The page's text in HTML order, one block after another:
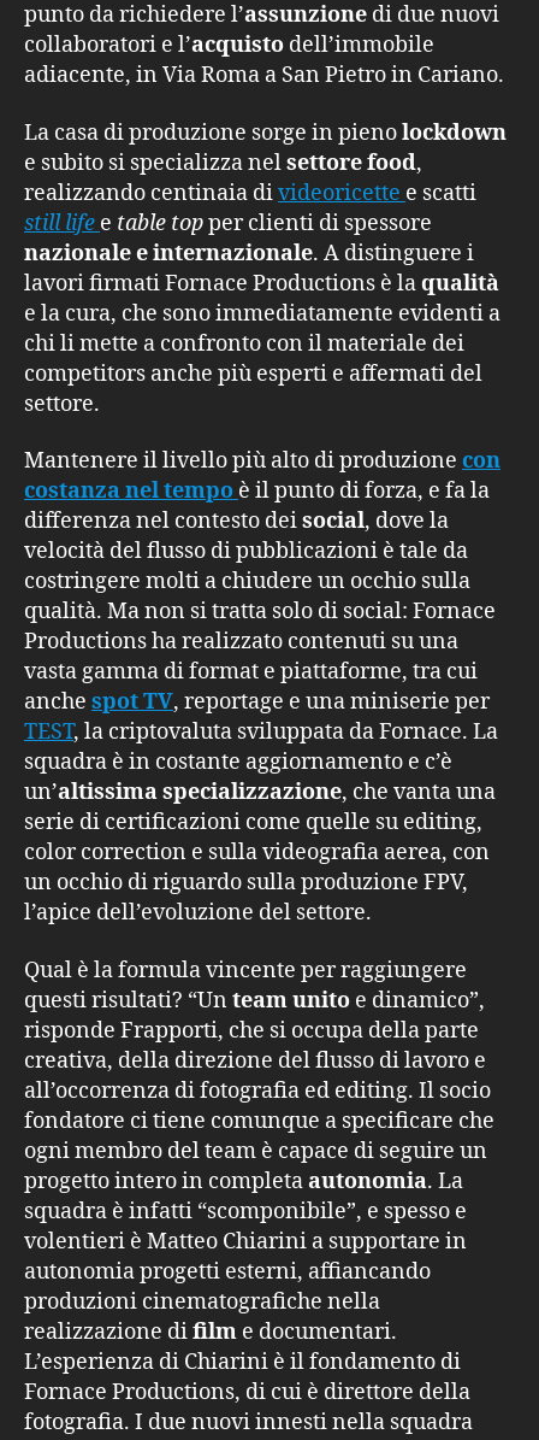
punto da richiedere l’assunzione di due nuovi
collaboratori e l’acquisto dell’immobile
adiacente, in Via Roma a San Pietro in Cariano.
La casa di produzione sorge in pienolockdown
e subito si specializza nelsettore food,
realizzando centinaia divideoricette e scatti
still life e table topper clienti di spessore
nazionale e internazionale. A distinguere i
lavori firmati Fornace Productions è laqualità
e la cura, che sono immediatamente evidenti a
chi li mette a confronto con il materiale dei
competitors anche più esperti e affermati del
settore.
Mantenere il livello più alto di produzione con
costanza nel tempo è il punto di forza, e fa la
differenza nel contesto deisocial, dove la
velocità del flusso di pubblicazioni è tale da
costringere molti a chiudere un occhio sulla
qualità. Ma non si tratta solo di social: Fornace
Productions ha realizzato contenuti su una
vasta gamma di format e piattaforme, tra cui
anche spot TV, reportage e una miniserie per
TEST, la criptovaluta sviluppata da Fornace. La
squadra è in costante aggiornamento e c’è
un’altissima specializzazione, che vanta una
serie di certificazioni come quelle su editing,
color correction e sulla videografia aerea, con
un occhio di riguardo sulla produzione FPV,
l’apice dell’evoluzione del settore.
Qual è la formula vincente per raggiungere
questi risultati? “Un team unito e dinamico”,
risponde Frapporti, che si occupa della parte
creativa, della direzione del flusso di lavoro e
all’occorrenza di fotografia ed editing. Il socio
fondatore ci tiene comunque a specificare che
ogni membro del team è capace di seguire un
progetto intero in completaautonomia. La
squadra è infatti “scomponibile”, e spesso e
volentieri è Matteo Chiarini a supportare in
autonomia progetti esterni, affiancando
produzioni cinematografiche nella
realizzazione difilm e documentari.
L’esperienza di Chiarini è il fondamento di
Fornace Productions, di cui è direttore della
fotografia. I due nuovi innesti nella squadra